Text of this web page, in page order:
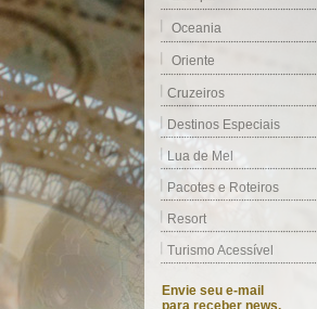
Oceania
Oriente
Cruzeiros
Destinos Especiais
Lua de Mel
Pacotes e Roteiros
Resort
Turismo Acessível
Envie seu e-mail
para receber news.